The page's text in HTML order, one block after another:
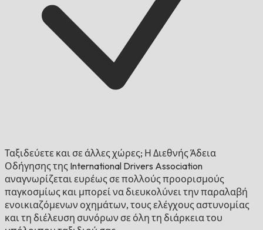
Ταξιδεύετε και σε άλλες χώρες; Η Διεθνής Άδεια
Οδήγησης της International Drivers Association
αναγνωρίζεται ευρέως σε πολλούς προορισμούς
παγκοσμίως και μπορεί να διευκολύνει την παραλαβή
ενοικιαζόμενων οχημάτων, τους ελέγχους αστυνομίας
και τη διέλευση συνόρων σε όλη τη διάρκεια του